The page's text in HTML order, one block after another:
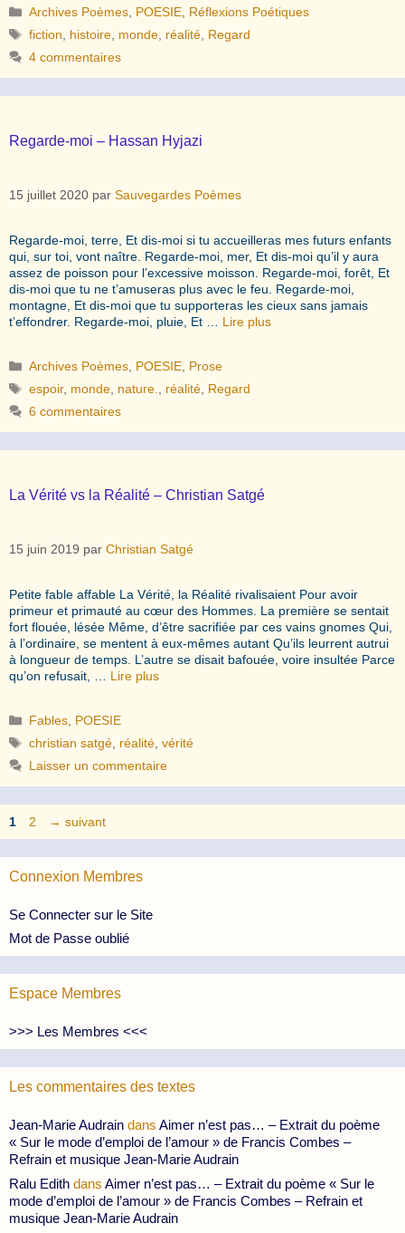
Catégories
Archives Poèmes POESIE Réflexions Poétiques
Étiquettes
fiction histoire monde réalité Regard
4 commentaires
Regarde-moi – Hassan Hyjazi
15 juillet 2020 par Sauvegardes Poèmes
Regarde-moi, terre, Et dis-moi si tu accueilleras mes futurs enfants
qui, sur toi, vont naître. Regarde-moi, mer, Et dis-moi qu’il y aura
assez de poisson pour l’excessive moisson. Regarde-moi, forêt, Et
dis-moi que tu ne t’amuseras plus avec le feu. Regarde-moi,
montagne, Et dis-moi que tu supporteras les cieux sans jamais
t’effondrer. Regarde-moi, pluie, Et … Lire plus
Catégories
Archives Poèmes POESIE Prose
Étiquettes
espoir, monde nature. réalité Regard
6 commentaires
La Vérité vs la Réalité – Christian Satgé
15 juin 2019 par Christian Satgé
Petite fable affable La Vérité, la Réalité rivalisaient Pour avoir
primeur et primauté au cœur des Hommes. La première se sentait
fort flouée, lésée Même, d’être sacrifiée par ces vains gnomes Qui,
à l’ordinaire, se mentent à eux-mêmes autant Qu’ils leurrent autrui
à longueur de temps. L’autre se disait bafouée, voire insultée Parce
qu’on refusait, … Lire plus
Catégories
Fables POESIE
Étiquettes
christian satgé réalité ,vérité
Laisser un commentaire
Page
1 Page
2 → suivant
Connexion Membres
Se Connecter sur le Site
Mot de Passe oublié
Espace Membres
>>> Les Membres <<<
Les commentaires des textes
Jean-Marie Audrain dans Aimer n’est pas… – Extrait du poème
« Sur le mode d’emploi de l’amour » de Francis Combes –
Refrain et musique Jean-Marie Audrain
Ralu Edith dans Aimer n’est pas… – Extrait du poème « Sur le
mode d’emploi de l’amour » de Francis Combes – Refrain et
musique Jean-Marie Audrain